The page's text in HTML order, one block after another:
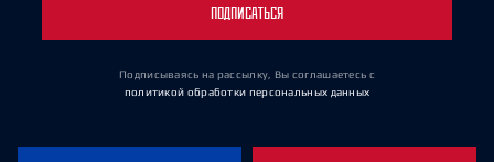
ПОДПИСАТЬСЯ
Подписываясь на рассылку, Вы соглашаетесь с
политикой обработки персональных данных